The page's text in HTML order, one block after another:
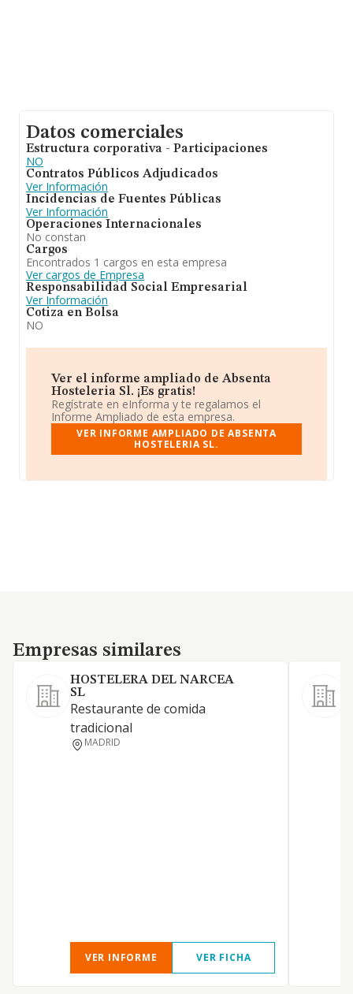
Datos comerciales
Estructura corporativa - Participaciones
NO
Contratos Públicos Adjudicados
Ver Información
Incidencias de Fuentes Públicas
Ver Información
Operaciones Internacionales
No constan
Cargos
Encontrados 1 cargos en esta empresa
Ver cargos de Empresa
Responsabilidad Social Empresarial
Ver Información
Cotiza en Bolsa
NO
Ver el informe ampliado de Absenta
Hosteleria Sl. ¡Es gratis!
Regístrate en eInforma y te regalamos el
Informe Ampliado de esta empresa.
VER INFORME AMPLIADO DE ABSENTA
HOSTELERIA SL.
Empresas similares
Empresas similares
HOSTELERA DEL NARCEA
SL
Restaurante de comida
tradicional
MADRID
VER INFORME VER FICHA